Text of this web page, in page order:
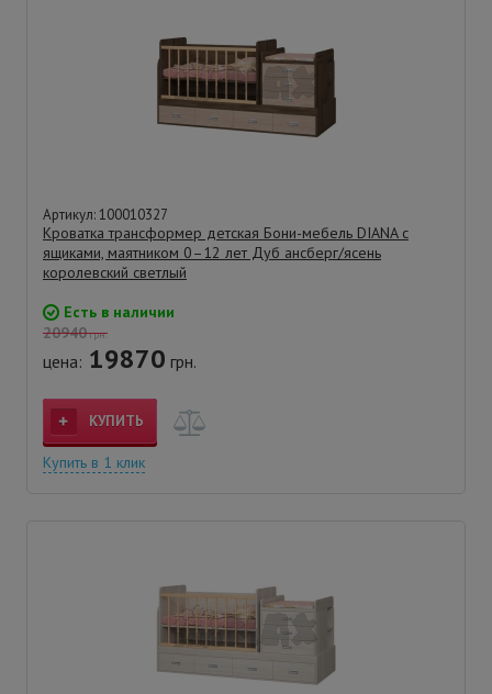
Артикул: 100010327
Кроватка трансформер детская Бони-мебель DIANA с
ящиками, маятником 0–12 лет Дуб ансберг/ясень
королевский светлый
Есть в наличии
20940грн.
цена: 19870 грн.
КУПИТЬ
Купить в 1 клик